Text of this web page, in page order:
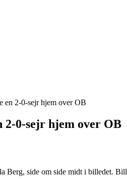
en 2-0-sejr hjem over OB
0-sejr hjem over OB
Berg, side om side midt i billedet.